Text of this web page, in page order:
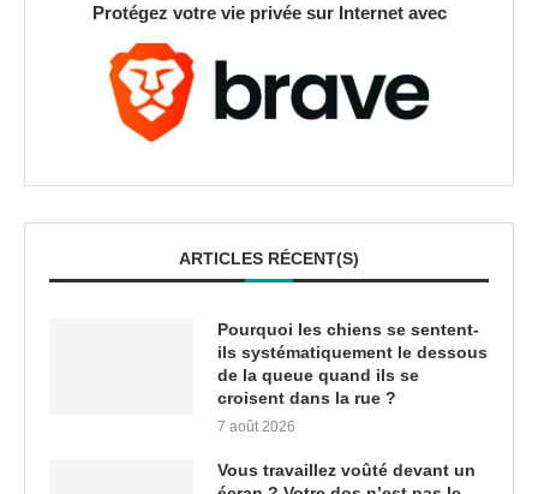
Protégez votre vie privée sur Internet avec
ARTICLES RÉCENT(S)
Pourquoi les chiens se sentent-
ils systématiquement le dessous
de la queue quand ils se
croisent dans la rue ?
7 août 2026
Vous travaillez voûté devant un